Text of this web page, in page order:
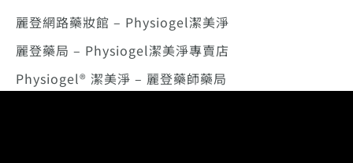
麗登網路藥妝館 – Physiogel潔美淨
麗登藥局 – Physiogel潔美淨專賣店
Physiogel® 潔美淨 – 麗登藥師藥局